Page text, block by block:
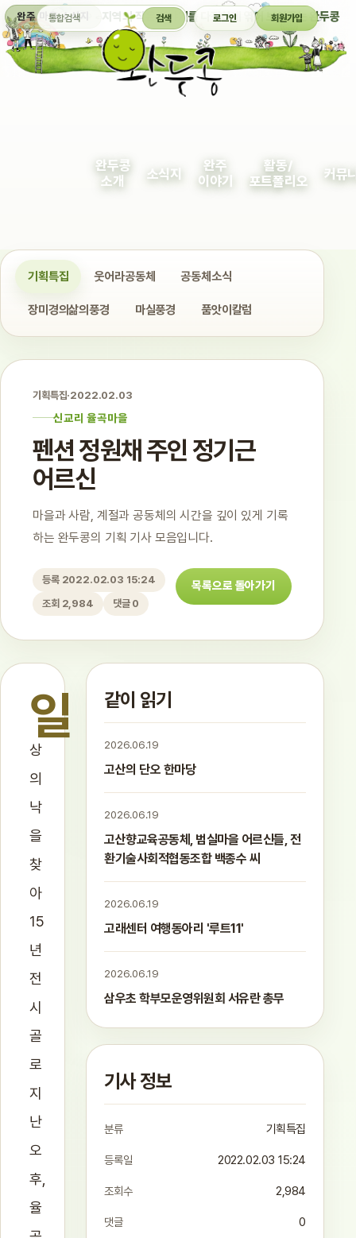
완주 마을 소식지 지역의 작은 이야기를 다정하게 엮어 보여주는 완두콩
통합검색 검색 로그인 회원가입
완두콩
소개
소식지
완주
이야기
활동/
포트폴리오
커뮤
기획특집 웃어라공동체 공동체소식
장미경의삶의풍경 마실풍경 품앗이칼럼
기획특집·2022.02.03
신교리 율곡마을
펜션 정원채 주인 정기근
어르신
마을과 사람, 계절과 공동체의 시간을 깊이 있게 기록
하는 완두콩의 기획 기사 모음입니다.
등록 2022.02.03 15:24
조회 2,984
댓글 0
목록으로 돌아가기
일
상
의
낙
을
찾
아
15
년
전
시
골
로
지
난
오
후,
율
같이 읽기
2026.06.19
고산의 단오 한마당
2026.06.19
고산향교육공동체, 범실마을 어르신들, 전
환기술사회적협동조합 백종수 씨
2026.06.19
고래센터 여행동아리 '루트11'
2026.06.19
삼우초 학부모운영위원회 서유란 총무
기사 정보
분류 기획특집
등록일 2022.02.03 15:24
조회수 2,984
댓글 0